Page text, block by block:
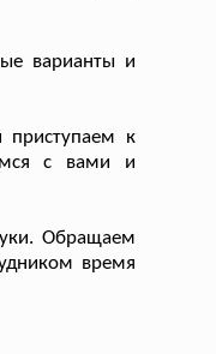
варианты и
приступаем к
с вами и
Обращаем
время